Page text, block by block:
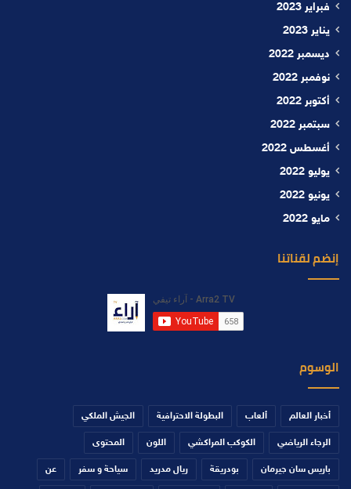
فبراير 2023
يناير 2023
ديسمبر 2022
نوفمبر 2022
أكتوبر 2022
سبتمبر 2022
أغسطس 2022
يوليو 2022
يونيو 2022
مايو 2022
إنضم لقناتنا
الوسوم
أخبار العالم ألعاب البطولة الاحترافية الجيش الملكي
الرجاء الرياضي الكوكب المراكشي اللون المحتوى
باريس سان جيرمان بودريقة ريال مدريد سياحة و سفر عن